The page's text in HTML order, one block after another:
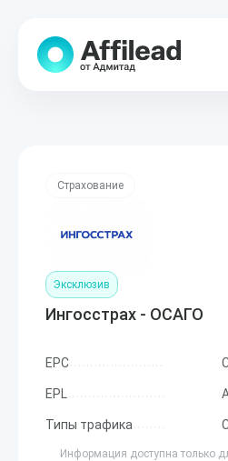
Страхование
Эксклюзив
Ингосстрах - ОСАГО
EPC
EPL
Типы трафика
Информация доступна только